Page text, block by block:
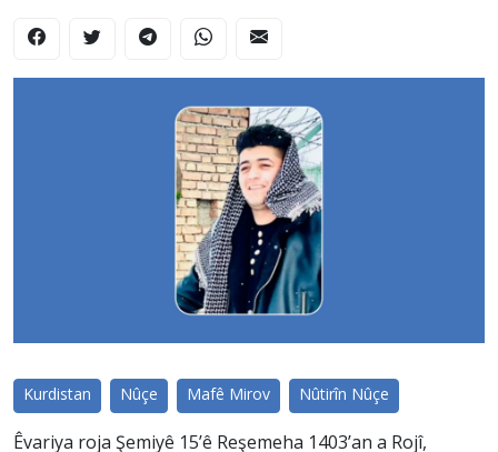
Kurdistan Nûçe Mafê Mirov Nûtirîn Nûçe
Êvariya roja Şemiyê 15’ê Reşemeha 1403’an a Rojî,